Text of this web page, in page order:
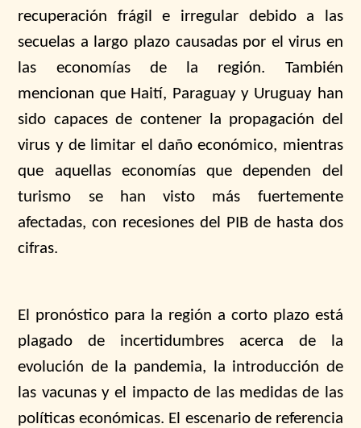
recuperación frágil e irregular debido a las
secuelas a largo plazo causadas por el virus en
las economías de la región. También
mencionan que Haití, Paraguay y Uruguay han
sido capaces de contener la propagación del
virus y de limitar el daño económico, mientras
que aquellas economías que dependen del
turismo se han visto más fuertemente
afectadas, con recesiones del PIB de hasta dos
cifras.
El pronóstico para la región a corto plazo está
plagado de incertidumbres acerca de la
evolución de la pandemia, la introducción de
las vacunas y el impacto de las medidas de las
políticas económicas. El escenario de referencia